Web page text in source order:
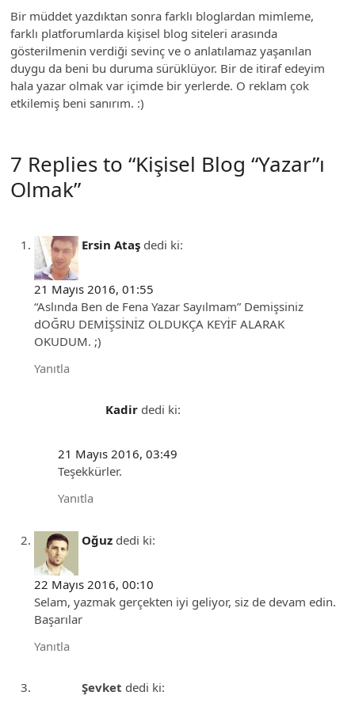
Bir müddet yazdıktan sonra farklı bloglardan mimleme,
farklı platforumlarda kişisel blog siteleri arasında
gösterilmenin verdiği sevinç ve o anlatılamaz yaşanılan
duygu da beni bu duruma sürüklüyor. Bir de itiraf edeyim
hala yazar olmak var içimde bir yerlerde. O reklam çok
etkilemiş beni sanırım. :)
7 Replies to “Kişisel Blog “Yazar”ı
Olmak”
Ersin Ataş dedi ki:
21 Mayıs 2016, 01:55
“Aslında Ben de Fena Yazar Sayılmam” Demişsiniz
dOĞRU DEMİŞSİNİZ OLDUKÇA KEYİF ALARAK
OKUDUM. ;)
Yanıtla
Kadir dedi ki:
21 Mayıs 2016, 03:49
Teşekkürler.
Yanıtla
Oğuz dedi ki:
22 Mayıs 2016, 00:10
Selam, yazmak gerçekten iyi geliyor, siz de devam edin.
Başarılar
Yanıtla
Şevket dedi ki: